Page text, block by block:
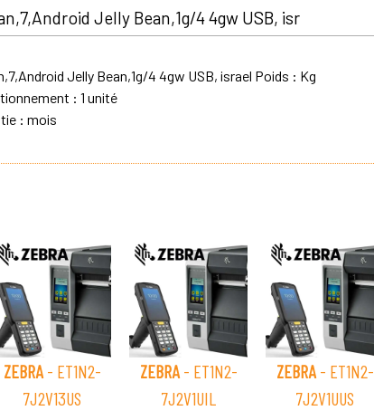
Jelly Bean,1g/4 4gw USB, isr
Jelly Bean,1g/4 4gw USB, israel Poids : Kg
: 1 unité
: mois
ZEBRA- ET1N2-
7J2V13US
ZEBRA- ET1N2-
7J2V1UIL
ZEBRA- ET1N2-
7J2V1UUS